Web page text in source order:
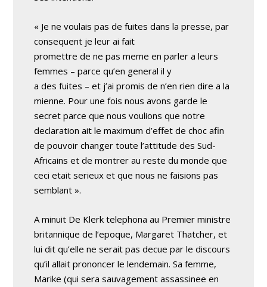
« Je ne voulais pas de fuites dans la presse, par
consequent je leur ai fait
promettre de ne pas meme en parler a leurs
femmes – parce qu’en general il y
a des fuites – et j’ai promis de n’en rien dire a la
mienne. Pour une fois nous avons garde le
secret parce que nous voulions que notre
declaration ait le maximum d’effet de choc afin
de pouvoir changer toute l’attitude des Sud-
Africains et de montrer au reste du monde que
ceci etait serieux et que nous ne faisions pas
semblant ».
A minuit De Klerk telephona au Premier ministre
britannique de l’epoque, Margaret Thatcher, et
lui dit qu’elle ne serait pas decue par le discours
qu’il allait prononcer le lendemain. Sa femme,
Marike (qui sera sauvagement assassinee en